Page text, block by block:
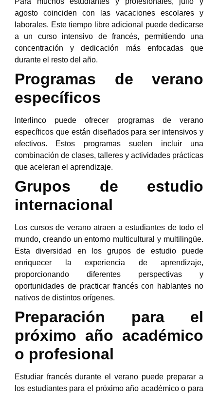
agosto coinciden con las vacaciones escolares y
laborales. Este tiempo libre adicional puede dedicarse
a un curso intensivo de francés, permitiendo una
concentración y dedicación más enfocadas que
durante el resto del año.
Programas de verano
específicos
Interlinco puede ofrecer programas de verano
específicos que están diseñados para ser intensivos y
efectivos. Estos programas suelen incluir una
combinación de clases, talleres y actividades prácticas
que aceleran el aprendizaje.
Grupos de estudio
internacional
Los cursos de verano atraen a estudiantes de todo el
mundo, creando un entorno multicultural y multilingüe.
Esta diversidad en los grupos de estudio puede
enriquecer la experiencia de aprendizaje,
proporcionando diferentes perspectivas y
oportunidades de practicar francés con hablantes no
nativos de distintos orígenes.
Preparación para el
próximo año académico
o profesional
Estudiar francés durante el verano puede preparar a
los estudiantes para el próximo año académico o para